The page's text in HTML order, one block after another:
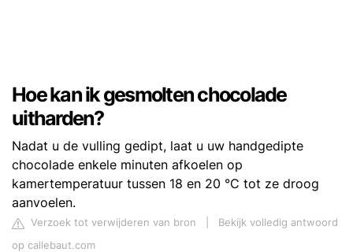
Hoe kan ik gesmolten chocolade
uitharden?
Nadat u de vulling gedipt, laat u uw handgedipte
chocolade enkele minuten afkoelen op
kamertemperatuur tussen 18 en 20 °C tot ze droog
aanvoelen.
Verzoek tot verwijderen van bron
Bekijk volledig antwoord
op callebaut.com